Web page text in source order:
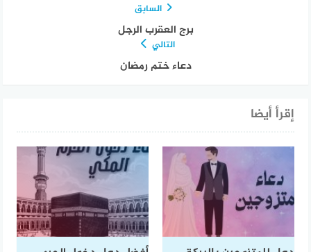
السابق
برج العقرب الرجل
التالي
دعاء ختم رمضان
إقرأ أيضا